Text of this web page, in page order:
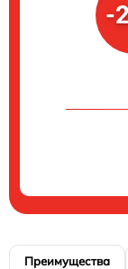
-
Преимущества